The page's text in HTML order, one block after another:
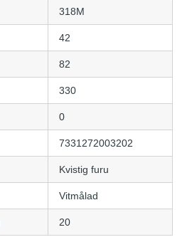
318M
42
82
330
0
7331272003202
Kvistig furu
Vitmålad
20